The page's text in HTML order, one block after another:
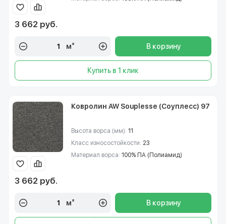
3 662 руб.
м² В корзину
Купить в 1 клик
Ковролин AW Souplesse (Соуплесс) 97
Высота ворса (мм): 11
Класс износостойкости: 23
Материал ворса: 100% ПА (Полиамид)
3 662 руб.
м² В корзину